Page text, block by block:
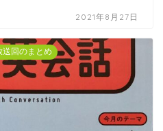
2021年8月27日
回のまとめ